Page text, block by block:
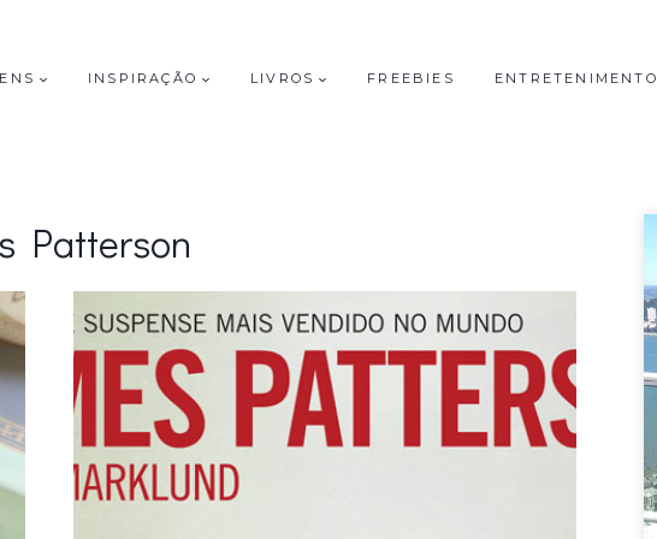
INSPIRAÇÃO LIVROS FREEBIES ENTRETENIMENTO
Patterson